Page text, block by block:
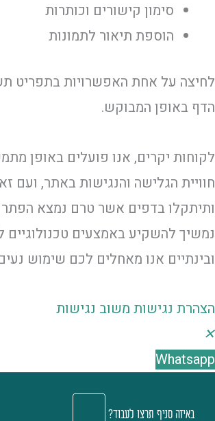
סימון קישורים וכותרות
הוספת תיאור לתמונות
לחיצה על אחת האפשרויות בתפריט
הדף באופן המבוקש.
לקוחות יקרים, אנו פועלים באופן
חוויית הגלישה והנגישות באתר, ועם
ותיתקלו בדפים אשר טרם נמצא
נמשיך להשקיע באמצעים טכנולוגיים
ובינתיים אנו מאחלים לכם שימוש
הצהרת נגישות משוב נגישות
✕
Whatsapp
באיזה סניף תרצו לעבוד?